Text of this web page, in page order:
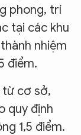
phong, trí
tại các khu
nhiệm
điểm.
cơ sở,
quy định
1,5 điểm.